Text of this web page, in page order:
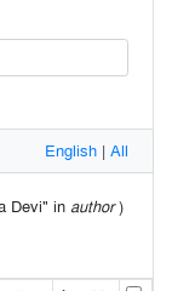
English | All
Devi" in author)